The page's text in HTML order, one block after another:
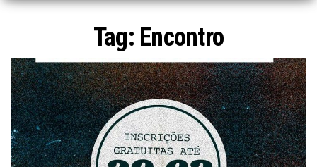
Tag: Encontro